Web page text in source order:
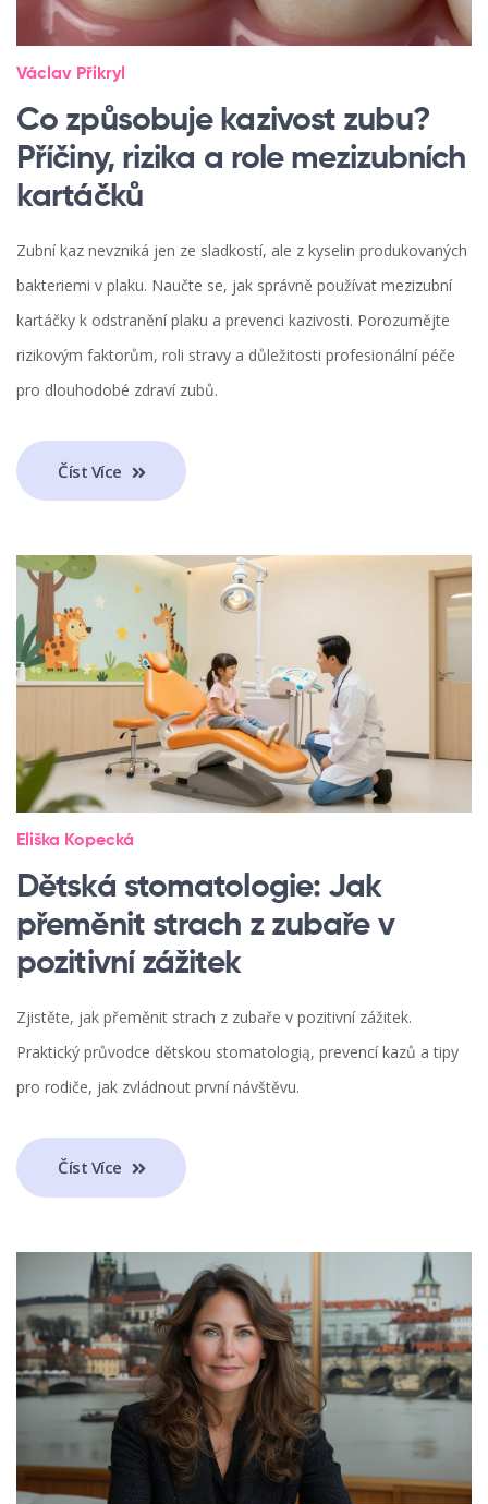
Václav Přikryl
Co způsobuje kazivost zubu?
Příčiny, rizika a role mezizubních
kartáčků
Zubní kaz nevzniká jen ze sladkostí, ale z kyselin produkovaných
bakteriemi v plaku. Naučte se, jak správně používat mezizubní
kartáčky k odstranění plaku a prevenci kazivosti. Porozumějte
rizikovým faktorům, roli stravy a důležitosti profesionální péče
pro dlouhodobé zdraví zubů.
Číst Více
Eliška Kopecká
Dětská stomatologie: Jak
přeměnit strach z zubaře v
pozitivní zážitek
Zjistěte, jak přeměnit strach z zubaře v pozitivní zážitek.
Praktický průvodce dětskou stomatologią, prevencí kazů a tipy
pro rodiče, jak zvládnout první návštěvu.
Číst Více